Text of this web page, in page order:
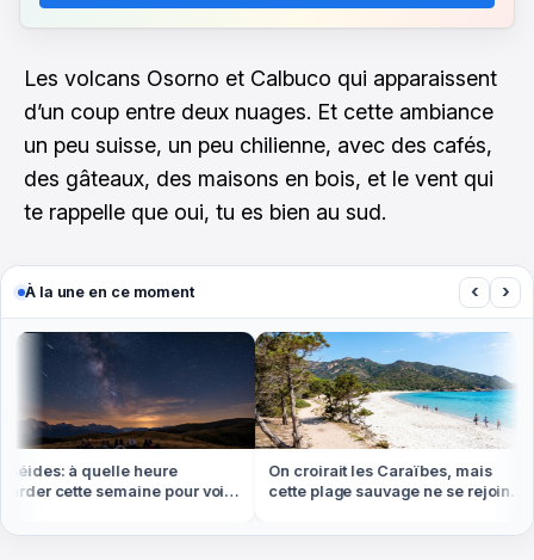
Les volcans Osorno et Calbuco qui apparaissent
d’un coup entre deux nuages. Et cette ambiance
un peu suisse, un peu chilienne, avec des cafés,
des gâteaux, des maisons en bois, et le vent qui
te rappelle que oui, tu es bien au sud.
À la une en ce moment ‹ ›
à quelle heure
cette semaine pour voir
On croirait les Caraïbes, mais
cette plage sauvage ne se rejoint